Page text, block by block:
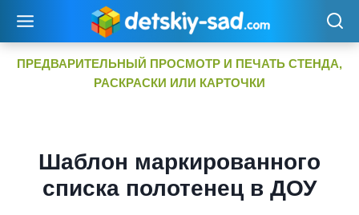
содержимому
ПРЕДВАРИТЕЛЬНЫЙ ПРОСМОТР И ПЕЧАТЬ СТЕНДА,
РАСКРАСКИ ИЛИ КАРТОЧКИ
Шаблон маркированного
списка полотенец в ДОУ